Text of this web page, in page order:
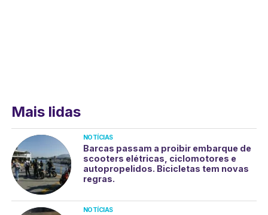
Mais lidas
NOTÍCIAS
Barcas passam a proibir embarque de
scooters elétricas, ciclomotores e
autopropelidos. Bicicletas tem novas
regras.
NOTÍCIAS